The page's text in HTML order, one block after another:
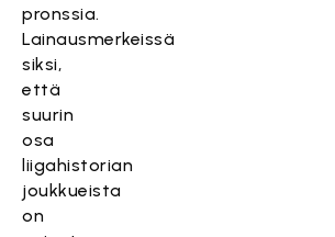
pronssia.
Lainausmerkeissä
siksi,
että
suurin
osa
liigahistorian
joukkueista
on